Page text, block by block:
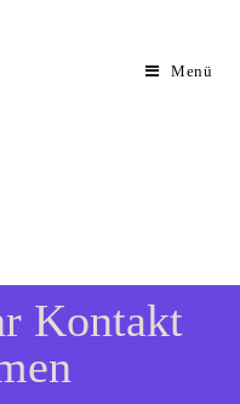
Menü
Kontakt